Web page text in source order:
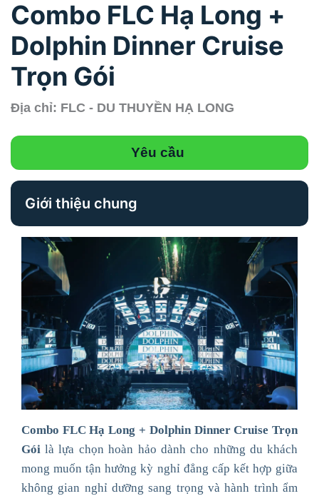
Combo FLC Hạ Long +
Dolphin Dinner Cruise
Trọn Gói
Địa chỉ: FLC - DU THUYỀN HẠ LONG
Yêu cầu
Giới thiệu chung
Combo FLC Hạ Long + Dolphin Dinner Cruise Trọn
Góilà lựa chọn hoàn hảo dành cho những du khách
mong muốn tận hưởng kỳ nghỉ đẳng cấp kết hợp giữa
không gian nghỉ dưỡng sang trọng và hành trình ẩm